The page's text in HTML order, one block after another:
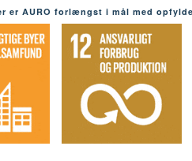
AURO forlængst i mål med